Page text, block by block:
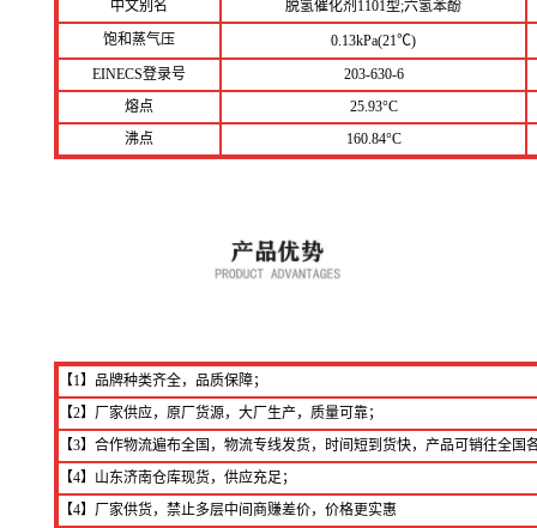
中文别名
脱氢催化剂1101型;六氢苯酚
饱和蒸气压
0.13kPa(21℃)
EINECS登录号
203-630-6
熔点
25.93°C
沸点
160.84°C
【1】品牌种类齐全，品质保障；
【2】厂家供应，原厂货源，大厂生产，质量可靠；
【3】合作物流遍布全国，物流专线发货，时间短到货快，产品可销往全国
【4】山东济南仓库现货，供应充足；
【4】厂家供货，禁止多层中间商赚差价，价格更实惠